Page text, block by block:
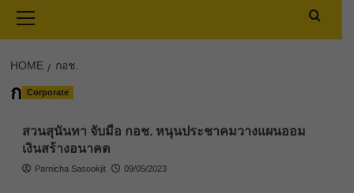
Menu
HOME กอช.
กอช.
Corporate
สวนสุนันทา จับมือ กอช. หนุนประชาคมวางแผนออม
เงินสร้างอนาคต
Parnicha Sasookjit 09/05/2023